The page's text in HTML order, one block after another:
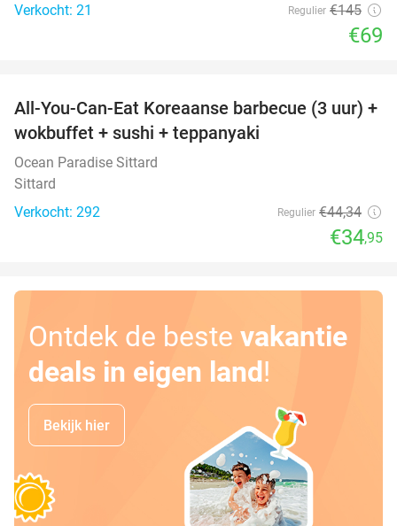
Verkocht: 21
Regulier €145
€69
21%
All-You-Can-Eat Koreaanse barbecue (3 uur) +
wokbuffet + sushi + teppanyaki
Ocean Paradise Sittard
Sittard
Verkocht: 292
Regulier €44,34
€34,95
Ontdek de beste vakantie
deals in eigen land!
Bekijk hier